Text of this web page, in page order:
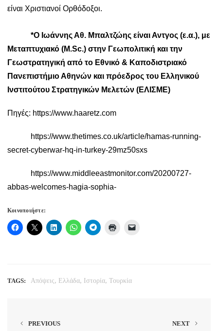
είναι Χριστιανοί Ορθόδοξοι.
*Ο Ιωάννης Αθ. Μπαλτζώης είναι Αντγος (ε.α.), με
Μεταπτυχιακό (M.Sc.) στην Γεωπολιτική και την
Γεωστρατηγική από το Εθνικό & Καποδιστριακό
Πανεπιστήμιο Αθηνών και πρόεδρος του Ελληνικού
Ινστιτούτου Στρατηγικών Μελετών (ΕΛΙΣΜΕ)
Πηγές: https://www.haaretz.com
https://www.thetimes.co.uk/article/hamas-running-
secret-cyberwar-hq-in-turkey-29mz50sxs
https://www.middleeastmonitor.com/20200727-
abbas-welcomes-hagia-sophia-
Κοινοποιήστε:
TAGS: Απόψεις, Ελλάδα, Ιστορία, Τουρκία
PREVIOUS NEXT